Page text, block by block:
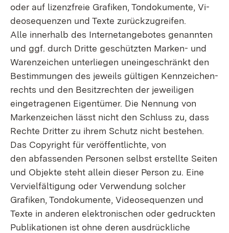
oder auf lizenzfreie Grafiken, Tondokumente, Vi­
deosequenzen und Texte zurückzugreifen.
Alle innerhalb des Internetangebotes genannten
und ggf. durch Dritte geschützten Marken- und
Warenzeichen unterliegen uneingeschränkt den
Bestimmungen des jeweils gültigen Kennzeichen­
rechts und den Besitzrechten der jeweiligen
eingetragenen Eigentümer. Die Nennung von
Marken­zeichen lässt nicht den Schluss zu, dass
Rechte Dritter zu ihrem Schutz nicht bestehen.
Das Copyright für veröffentlichte, von
den abfassenden Personen selbst erstellte Seiten
und Ob­jekte steht allein dieser Person zu. Eine
Vervielfältigung oder Verwendung solcher
Grafiken, Ton­dokumente, Videosequenzen und
Texte in anderen elektronischen oder gedruckten
Publikationen ist ohne deren ausdrückliche